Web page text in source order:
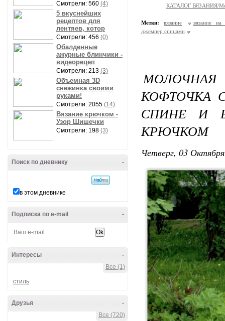
Смотрели: 560 (4)
5 вкуснейших
рецептов для
лентяев, котор
Смотрели: 456 (0)
Обалденные
ажурные блинчики -
видеорецеп
Смотрели: 213 (3)
Объемная 3D
снежинка своими
руками!
Смотрели: 2055 (14)
Вязание крючком -
Узор Шишечки
Смотрели: 198 (3)
-
Поиск по дневнику
в этом дневнике
-
Подписка по e-mail
-
Интересы
Все (1)
стиль
-
Друзья
Все (720)
КАТАЛОГ ВЯЗАНИЯ/
Метки: вязание
вязание на
джемпер спицами
КОФТОЧКА
СПИНЕ И
КРЮЧКОМ
Четверг, 03